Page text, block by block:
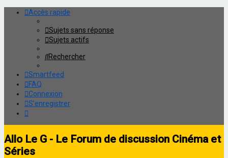
Accès rapide
Sujets sans réponse
Sujets actifs
Rechercher
Smartfeed
FAQ
Connexion
S’enregistrer
Allo Le G - Le Forum de discussion Cinéma et
Séries